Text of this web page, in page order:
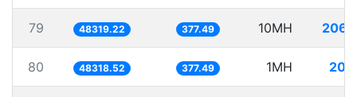
79 48319.22 377.49 10MH
80 48318.52 377.49 1MH